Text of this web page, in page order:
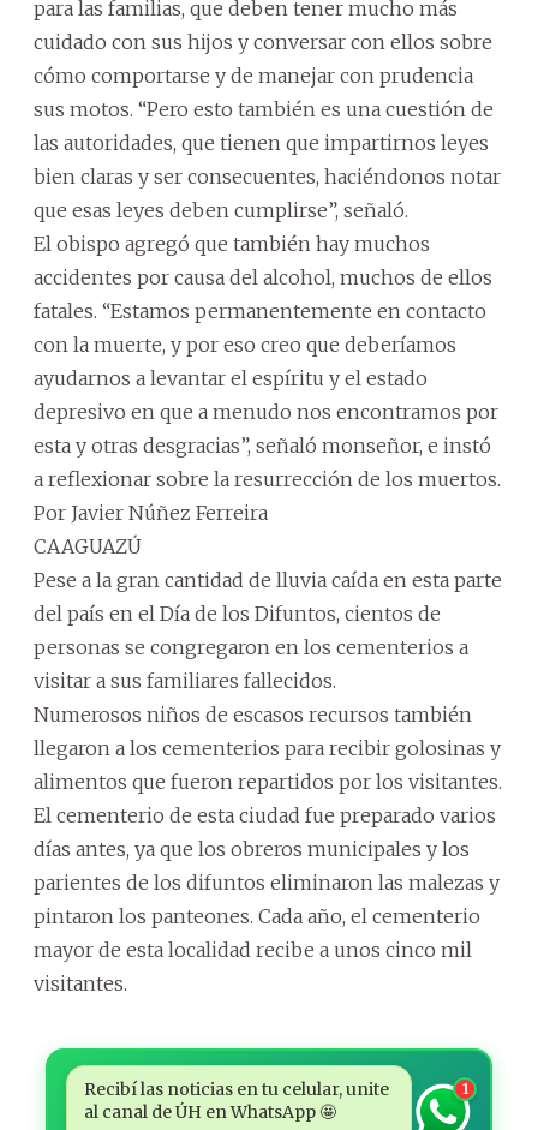
para las familias, que deben tener mucho más
cuidado con sus hijos y conversar con ellos sobre
cómo comportarse y de manejar con prudencia
sus motos. “Pero esto también es una cuestión de
las autoridades, que tienen que impartirnos leyes
bien claras y ser consecuentes, haciéndonos notar
que esas leyes deben cumplirse”, señaló.
El obispo agregó que también hay muchos
accidentes por causa del alcohol, muchos de ellos
fatales. “Estamos permanentemente en contacto
con la muerte, y por eso creo que deberíamos
ayudarnos a levantar el espíritu y el estado
depresivo en que a menudo nos encontramos por
esta y otras desgracias”, señaló monseñor, e instó
a reflexionar sobre la resurrección de los muertos.
Por Javier Núñez Ferreira
CAAGUAZÚ
Pese a la gran cantidad de lluvia caída en esta parte
del país en el Día de los Difuntos, cientos de
personas se congregaron en los cementerios a
visitar a sus familiares fallecidos.
Numerosos niños de escasos recursos también
llegaron a los cementerios para recibir golosinas y
alimentos que fueron repartidos por los visitantes.
El cementerio de esta ciudad fue preparado varios
días antes, ya que los obreros municipales y los
parientes de los difuntos eliminaron las malezas y
pintaron los panteones. Cada año, el cementerio
mayor de esta localidad recibe a unos cinco mil
visitantes.
Recibí las noticias en tu celular, unite
al canal de ÚH en WhatsApp 🤩
1